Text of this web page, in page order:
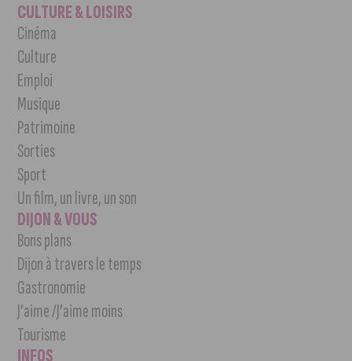
CULTURE & LOISIRS
Cinéma
Culture
Emploi
Musique
Patrimoine
Sorties
Sport
Un film, un livre, un son
DIJON & VOUS
Bons plans
Dijon à travers le temps
Gastronomie
J’aime /J’aime moins
Tourisme
INFOS